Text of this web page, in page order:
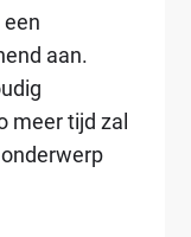
aan.
meer tijd zal